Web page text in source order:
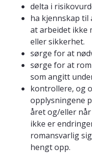
delta i
ha kjennskap
at arbeidet ikke
eller sikkerhet.
sørge for at
sørge for at
som angitt
kontrollere, og
opplysningene
året og/eller
ikke er
romansvarlig
hengt opp.